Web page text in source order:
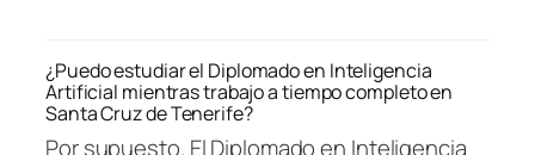
¿Puedo estudiar el Diplomado en Inteligencia
Artificial mientras trabajo a tiempo completo en
Santa Cruz de Tenerife?
Por supuesto. El Diplomado en Inteligencia